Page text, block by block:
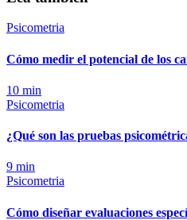
Psicometria
Cómo medir el potencial de los
10 min
Psicometria
¿Qué son las pruebas
9 min
Psicometria
Cómo diseñar evaluaciones